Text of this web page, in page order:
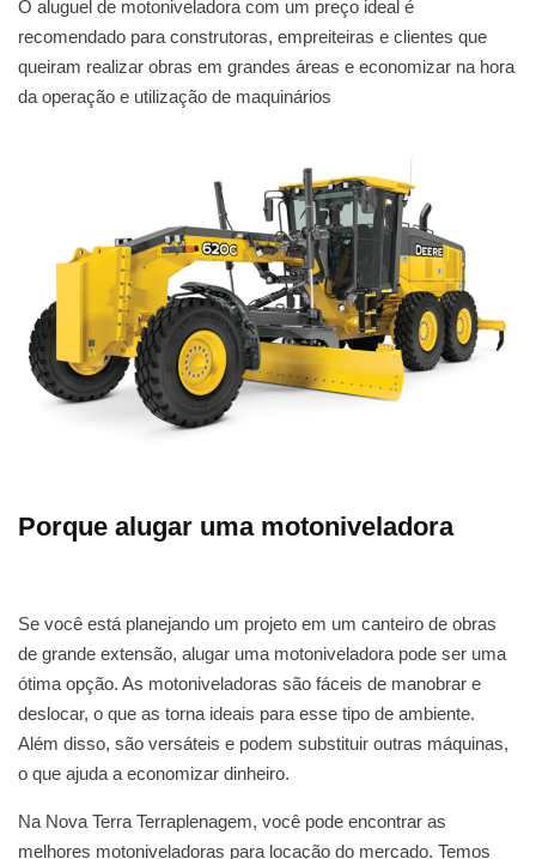
O aluguel de motoniveladora com um preço ideal é
recomendado para construtoras, empreiteiras e clientes que
queiram realizar obras em grandes áreas e economizar na hora
da operação e utilização de maquinários
Porque alugar uma motoniveladora
Se você está planejando um projeto em um canteiro de obras
de grande extensão, alugar uma motoniveladora pode ser uma
ótima opção. As motoniveladoras são fáceis de manobrar e
deslocar, o que as torna ideais para esse tipo de ambiente.
Além disso, são versáteis e podem substituir outras máquinas,
o que ajuda a economizar dinheiro.
Na Nova Terra Terraplenagem, você pode encontrar as
melhores motoniveladoras para locação do mercado. Temos